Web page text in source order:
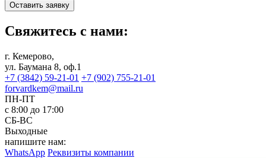
Оставить заявку
Свяжитесь с нами:
г. Кемерово,
ул. Баумана 8, оф.1
+7 (3842) 59-21-01 +7 (902) 755-21-01
forvardkem@mail.ru
ПН-ПТ
с 8:00 до 17:00
СБ-ВС
Выходные
напишите нам:
WhatsApp Реквизиты компании